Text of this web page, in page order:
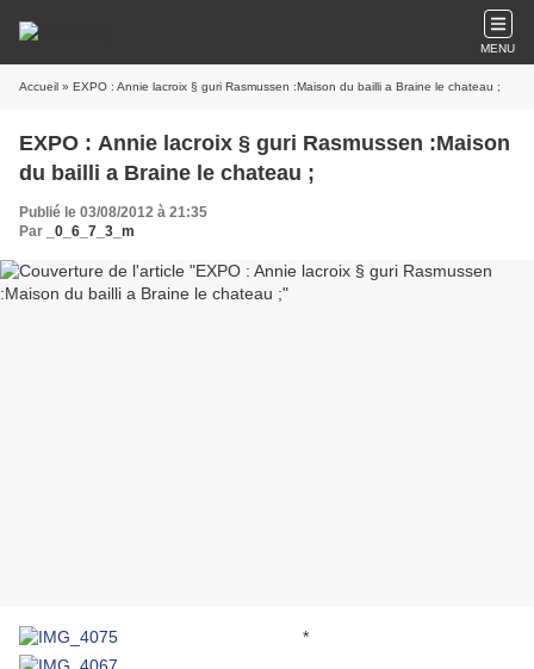
MENU
Accueil » EXPO : Annie lacroix § guri Rasmussen :Maison du bailli a Braine le chateau ;
EXPO : Annie lacroix § guri Rasmussen :Maison
du bailli a Braine le chateau ;
Publié le 03/08/2012 à 21:35
Par
_0_6_7_3_m
*